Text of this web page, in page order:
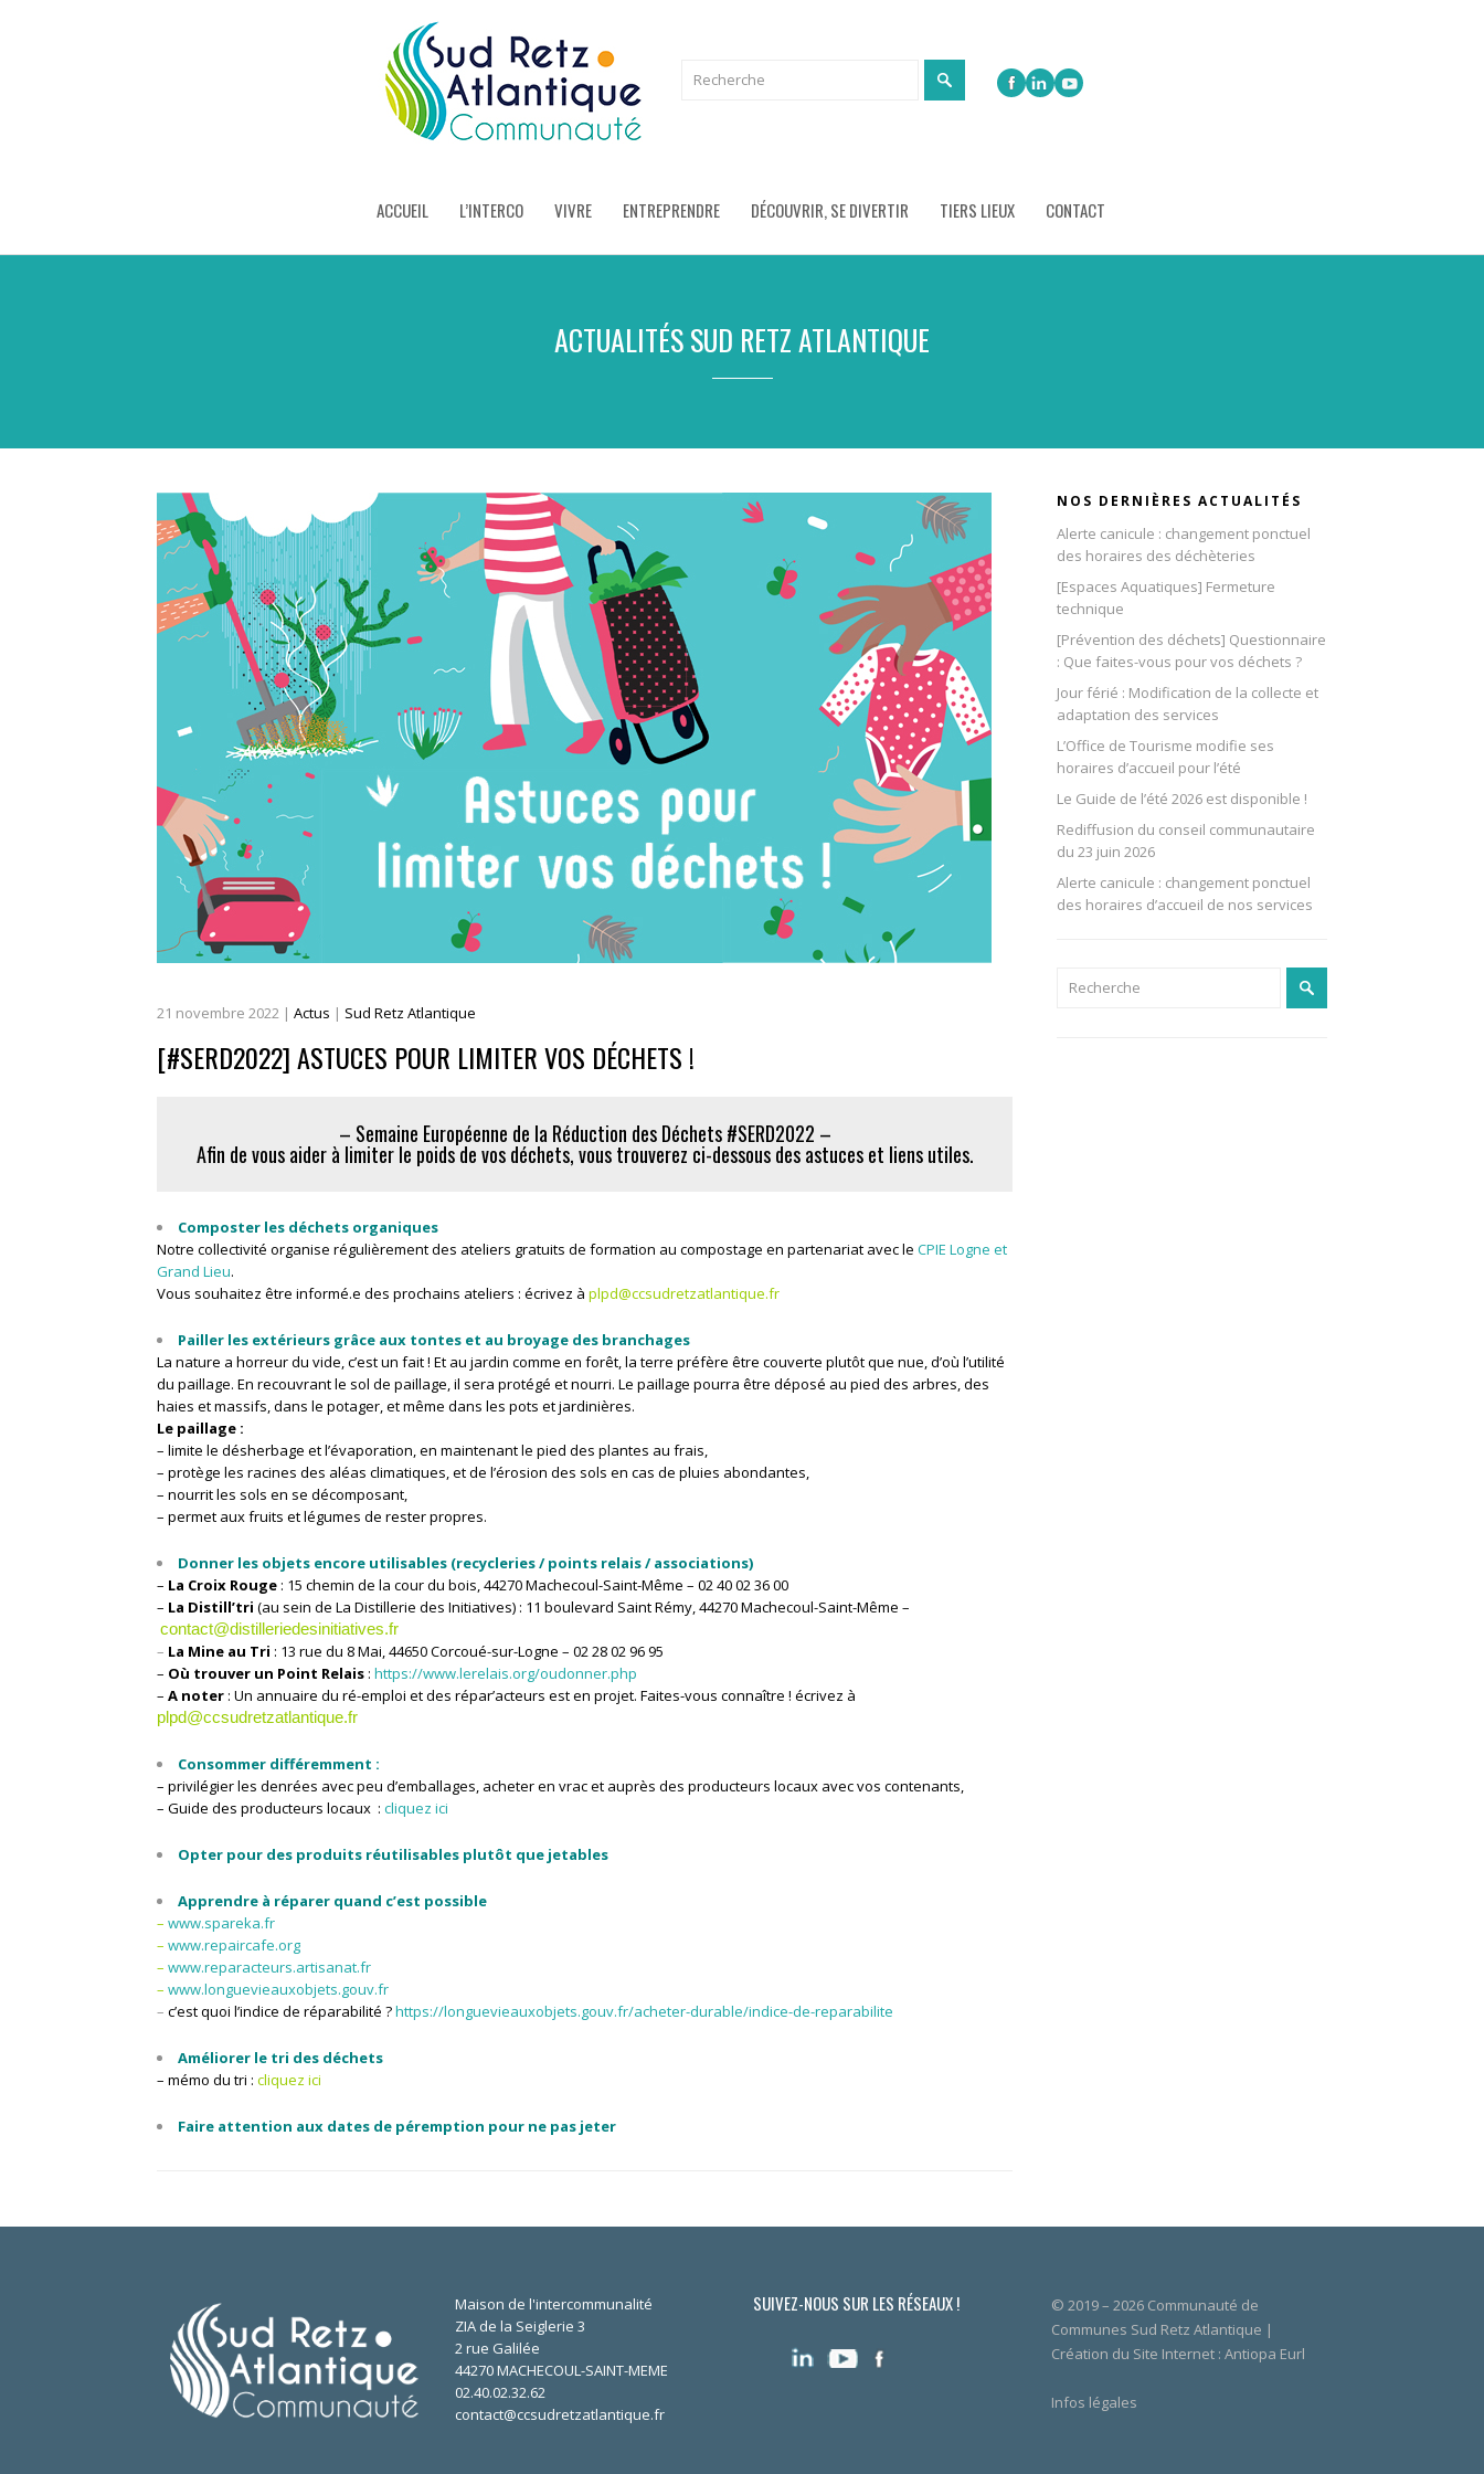
ACCUEIL L’INTERCO VIVRE ENTREPRENDRE DÉCOUVRIR, SE DIVERTIR TIERS LIEUX CONTACT
ACTUALITÉS SUD RETZ ATLANTIQUE
21 novembre 2022 | Actus | Sud Retz Atlantique
[#SERD2022] ASTUCES POUR LIMITER VOS DÉCHETS !
– Semaine Européenne de la Réduction des Déchets #SERD2022 –
Afin de vous aider à limiter le poids de vos déchets, vous trouverez ci-dessous des astuces et liens utiles.
Composter les déchets organiques
Notre collectivité organise régulièrement des ateliers gratuits de formation au compostage en partenariat avec le CPIE Logne et
Grand Lieu.
Vous souhaitez être informé.e des prochains ateliers : écrivez à plpd@ccsudretzatlantique.fr
Pailler les extérieurs grâce aux tontes et au broyage des branchages
La nature a horreur du vide, c’est un fait ! Et au jardin comme en forêt, la terre préfère être couverte plutôt que nue, d’où l’utilité
du paillage. En recouvrant le sol de paillage, il sera protégé et nourri. Le paillage pourra être déposé au pied des arbres, des
haies et massifs, dans le potager, et même dans les pots et jardinières.
Le paillage :
– limite le désherbage et l’évaporation, en maintenant le pied des plantes au frais,
– protège les racines des aléas climatiques, et de l’érosion des sols en cas de pluies abondantes,
– nourrit les sols en se décomposant,
– permet aux fruits et légumes de rester propres.
Donner les objets encore utilisables (recycleries / points relais / associations)
– La Croix Rouge : 15 chemin de la cour du bois, 44270 Machecoul-Saint-Même – 02 40 02 36 00
– La Distill’tri (au sein de La Distillerie des Initiatives) : 11 boulevard Saint Rémy, 44270 Machecoul-Saint-Même –
contact@distilleriedesinitiatives.fr
– La Mine au Tri : 13 rue du 8 Mai, 44650 Corcoué-sur-Logne – 02 28 02 96 95
– Où trouver un Point Relais : https://www.lerelais.org/oudonner.php
– A noter : Un annuaire du ré-emploi et des répar’acteurs est en projet. Faites-vous connaître ! écrivez à
plpd@ccsudretzatlantique.fr
Consommer différemment :
– privilégier les denrées avec peu d’emballages, acheter en vrac et auprès des producteurs locaux avec vos contenants,
– Guide des producteurs locaux : cliquez ici
Opter pour des produits réutilisables plutôt que jetables
Apprendre à réparer quand c’est possible
– www.spareka.fr
– www.repaircafe.org
– www.reparacteurs.artisanat.fr
– www.longuevieauxobjets.gouv.fr
– c’est quoi l’indice de réparabilité ?https://longuevieauxobjets.gouv.fr/acheter-durable/indice-de-reparabilite
Améliorer le tri des déchets
– mémo du tri : cliquez ici
Faire attention aux dates de péremption pour ne pas jeter
NOS DERNIÈRES ACTUALITÉS
Alerte canicule : changement ponctuel
des horaires des déchèteries
[Espaces Aquatiques] Fermeture
technique
[Prévention des déchets] Questionnaire
: Que faites-vous pour vos déchets ?
Jour férié : Modification de la collecte et
adaptation des services
L’Office de Tourisme modifie ses
horaires d’accueil pour l’été
Le Guide de l’été 2026 est disponible !
Rediffusion du conseil communautaire
du 23 juin 2026
Alerte canicule : changement ponctuel
des horaires d’accueil de nos services
Maison de l'intercommunalité
ZIA de la Seiglerie 3
2 rue Galilée
44270 MACHECOUL-SAINT-MEME
02.40.02.32.62
contact@ccsudretzatlantique.fr
SUIVEZ-NOUS SUR LES RÉSEAUX !
© 2019 – 2026 Communauté de
Communes Sud Retz Atlantique |
Création du Site Internet : Antiopa Eurl
Infos légales